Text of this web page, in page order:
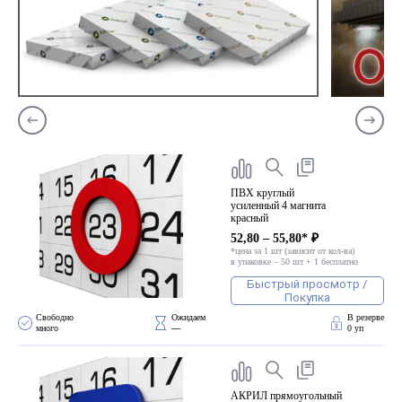
ПВХ круглый
усиленный 4 магнита
красный
52,80 – 55,80* ₽
*цена за 1 шт (зависит от кол-ва)
в упаковке – 50 шт + 1 бесплатно
Быстрый просмотр /
Покупка
Свободно
много
Ожидаем
—
В резерве
0 уп
АКРИЛ прямоугольный